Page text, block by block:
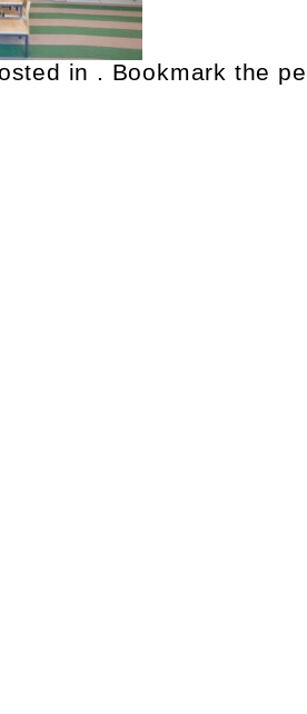
in . Bookmark the